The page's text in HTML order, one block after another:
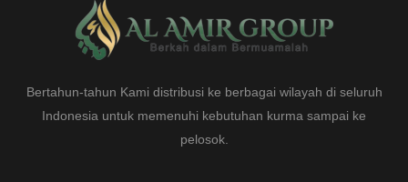
Bertahun-tahun Kami distribusi ke berbagai wilayah di seluruh
Indonesia untuk memenuhi kebutuhan kurma sampai ke
pelosok.